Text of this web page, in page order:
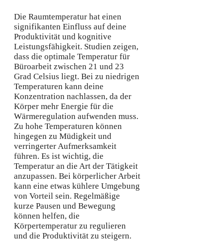
Die Raumtemperatur hat einen
signifikanten Einfluss auf deine
Produktivität und kognitive
Leistungsfähigkeit. Studien zeigen,
dass die optimale Temperatur für
Büroarbeit zwischen 21 und 23
Grad Celsius liegt. Bei zu niedrigen
Temperaturen kann deine
Konzentration nachlassen, da der
Körper mehr Energie für die
Wärmeregulation aufwenden muss.
Zu hohe Temperaturen können
hingegen zu Müdigkeit und
verringerter Aufmerksamkeit
führen. Es ist wichtig, die
Temperatur an die Art der Tätigkeit
anzupassen. Bei körperlicher Arbeit
kann eine etwas kühlere Umgebung
von Vorteil sein. Regelmäßige
kurze Pausen und Bewegung
können helfen, die
Körpertemperatur zu regulieren
und die Produktivität zu steigern.